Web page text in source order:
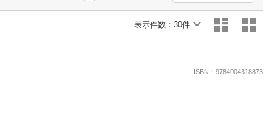
楽天TV
動画配信ガイド
表示件数： 30件
ISBN：9784004318873